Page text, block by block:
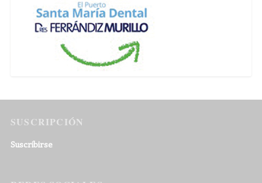
SUSCRIPCIÓN
Suscribirse